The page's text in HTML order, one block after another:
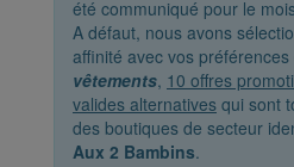
été communiqué pour le
A défaut, nous avons
affinité avec vos préférences
vêtements, 10 offres
valides alternatives qui sont
des boutiques de secteur
Aux 2 Bambins.